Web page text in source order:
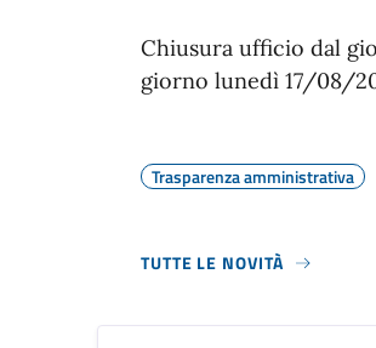
Chiusura ufficio dal
giorno lunedì 17/08/
Trasparenza amministrativa
TUTTE LE NOVITÀ